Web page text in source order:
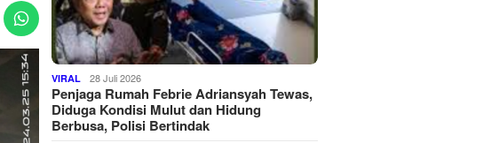
VIRAL 28 Juli 2026
Penjaga Rumah Febrie Adriansyah Tewas,
Diduga Kondisi Mulut dan Hidung
Berbusa, Polisi Bertindak